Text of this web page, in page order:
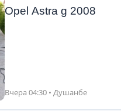
Opel Astra g 2008
Вчера 04:30 • Душанбе